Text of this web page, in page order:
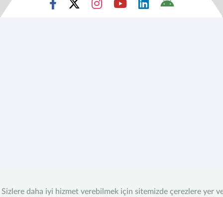
Sizlere daha iyi hizmet verebilmek için sitemizde çerezlere yer